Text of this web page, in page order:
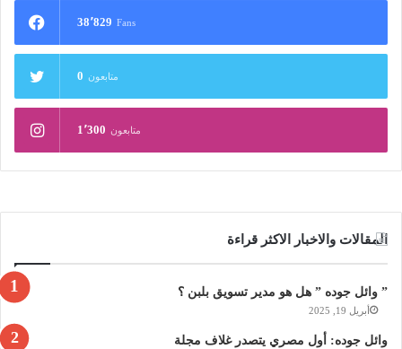
38٬829 Fans
0 متابعون
1٬300 متابعون
المقالات والاخبار الاكثر قراءة
” وائل جوده ” هل هو مدير تسويق بلبن ؟
أبريل 19, 2025
وائل جوده: أول مصري يتصدر غلاف مجلة